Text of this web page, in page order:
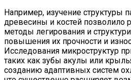
Например, изучение структуры
древесины и костей позволило
методы легирования и
повышения их прочности и
Исследования микроструктур
таких как зубы акулы или
созданию адаптивных систем